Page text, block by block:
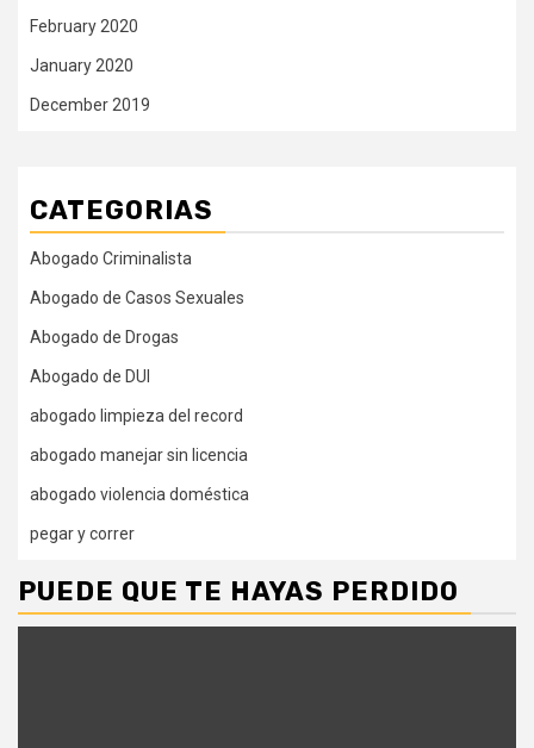
February 2020
January 2020
December 2019
CATEGORIAS
Abogado Criminalista
Abogado de Casos Sexuales
Abogado de Drogas
Abogado de DUI
abogado limpieza del record
abogado manejar sin licencia
abogado violencia doméstica
pegar y correr
PUEDE QUE TE HAYAS PERDIDO